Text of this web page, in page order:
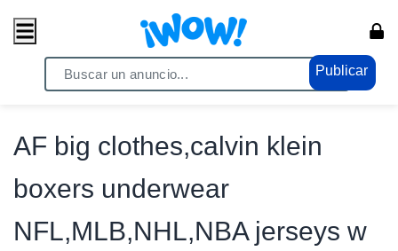
Publicar
/ Electrónicos / Tecnología y PC
AF big clothes,calvin klein
boxers underwear
NFL,MLB,NHL,NBA jerseys w